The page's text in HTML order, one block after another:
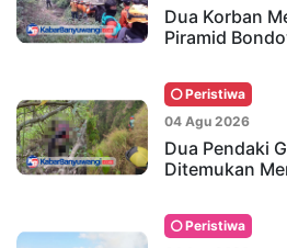
Dua Korban
Piramid
Peristiwa
04 Agu 2026
Dua Pendaki
Ditemukan
Peristiwa